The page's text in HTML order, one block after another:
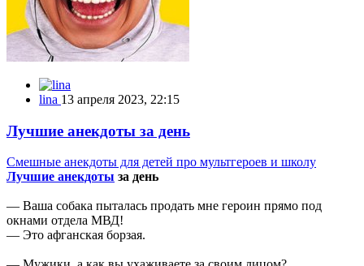
lina 13 апреля 2023, 22:15
Лучшие анекдоты за день
Смешные анекдоты для детей про мультгероев и школу
Лучшие анекдоты за день
— Ваша собака пыталась продать мне героин прямо под
окнами отдела МВД!
— Это афганская борзая.